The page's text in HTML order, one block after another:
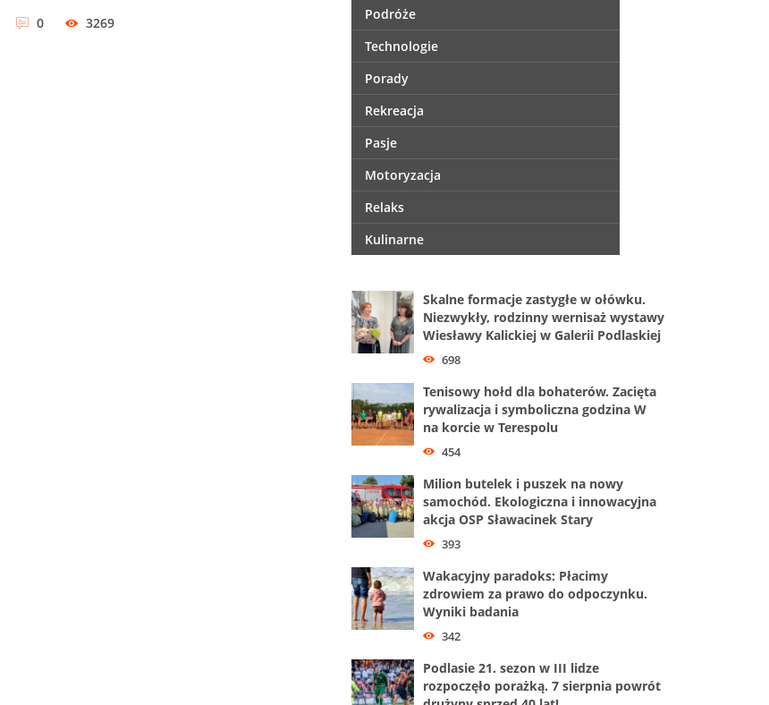
0 3269
Podróże
Technologie
Porady
Rekreacja
Pasje
Motoryzacja
Relaks
Kulinarne
Skalne formacje zastygłe w ołówku.
Niezwykły, rodzinny wernisaż wystawy
Wiesławy Kalickiej w Galerii Podlaskiej
698
Tenisowy hołd dla bohaterów. Zacięta
rywalizacja i symboliczna godzina W
na korcie w Terespolu
454
Milion butelek i puszek na nowy
samochód. Ekologiczna i innowacyjna
akcja OSP Sławacinek Stary
393
Wakacyjny paradoks: Płacimy
zdrowiem za prawo do odpoczynku.
Wyniki badania
342
Podlasie 21. sezon w III lidze
rozpoczęło porażką. 7 sierpnia powrót